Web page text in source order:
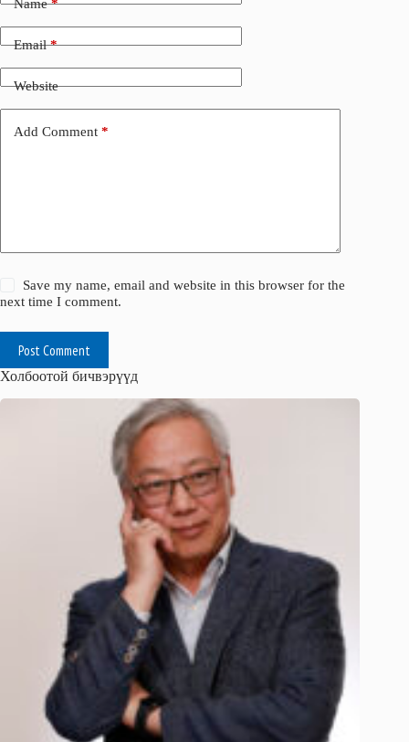
Name*
Email*
Website
Add Comment *
Save my name, email and website in this browser for the
next time I comment.
Post Comment
Холбоотой бичвэрүүд